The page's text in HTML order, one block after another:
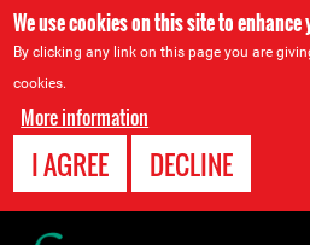
We use cookies on this site to
By clicking any link on this page you are
cookies.
More information
I AGREE DECLINE
Back